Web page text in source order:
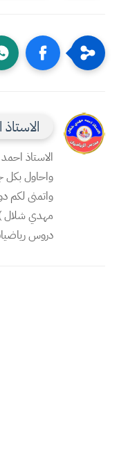
الاستاذ
واحاول بكل
واتمنى لكم
مهدي شلال )
دروس